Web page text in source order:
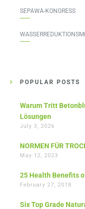
SEPAWA-KONGRESS
POPULAR POSTS
Warum Tritt
Lösungen
July 3, 2026
NORMEN FÜR
May 12, 2023
25 Health Benefits
February 27, 2018
Six Top Grade